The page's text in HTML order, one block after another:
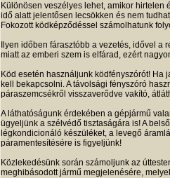
Különösen veszélyes lehet, amikor hirtelen
idő alatt jelentősen lecsökken és nem
Fokozott ködképződéssel számolhatunk
Ilyen időben fárasztóbb a vezetés, idővel
miatt az emberi szem is elfárad, ezért
Köd esetén használjunk ködfényszórót! Ha
kell bekapcsolni. A távolsági fényszóró
páraszemcsékről visszaverődve vakító,
A láthatóságunk érdekében a gépjármű
ügyeljünk a szélvédő tisztaságára is! A
légkondicionáló készüléket, a levegő
páramentesítésére is figyeljünk!
Közlekedésünk során számoljunk az
meghibásodott jármű megjelenésére,